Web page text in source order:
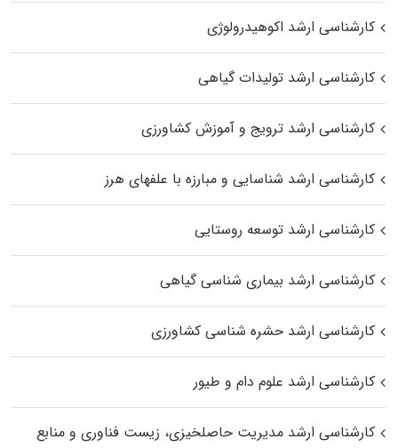
کارشناسی ارشد اکوهیدرولوژی
کارشناسی ارشد تولیدات گیاهی
کارشناسی ارشد ترویج و آموزش کشاورزی
کارشناسی ارشد شناسایی و مبارزه با علفهای هرز
کارشناسی ارشد توسعه روستایی
کارشناسی ارشد بیماری‌ شناسی گیاهی
کارشناسی ارشد حشره‌ شناسی کشاورزی
کارشناسی ارشد علوم دام و طیور
کارشناسی ارشد مدیریت حاصلخیزی، زیست فناوری و منابع